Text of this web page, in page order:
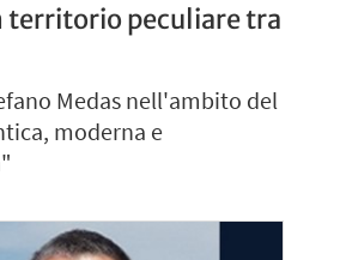
territorio peculiare tra
Medas nell'ambito del
moderna e